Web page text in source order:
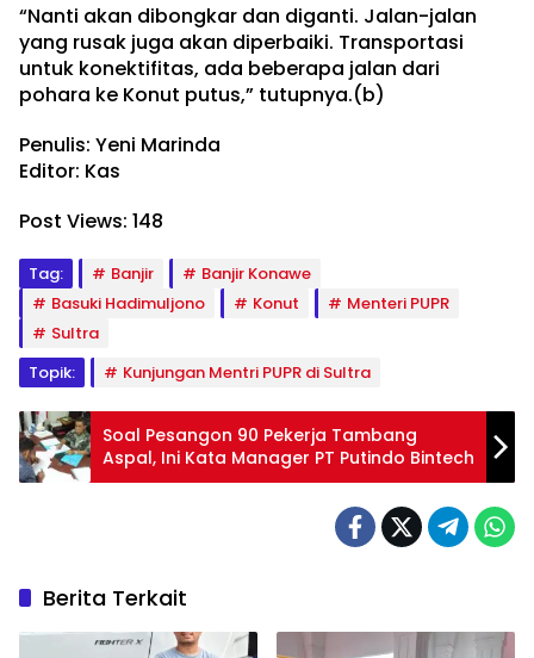
“Nanti akan dibongkar dan diganti. Jalan-jalan
yang rusak juga akan diperbaiki. Transportasi
untuk konektifitas, ada beberapa jalan dari
pohara ke Konut putus,” tutupnya.(b)
Penulis: Yeni Marinda
Editor: Kas
Post Views: 148
Tag: Banjir
Banjir Konawe
Basuki Hadimuljono
Konut
Menteri PUPR
Sultra
Topik:
Kunjungan Mentri PUPR di Sultra
Soal Pesangon 90 Pekerja Tambang
Aspal, Ini Kata Manager PT Putindo Bintech
Berita Terkait